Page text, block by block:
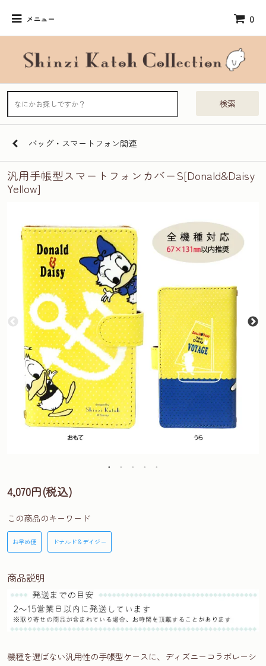
メニュー 0
検索
バッグ・スマートフォン関連
汎用手帳型スマートフォンカバーS[Donald&Daisy
Yellow]
4,070円(税込)
この商品のキーワード
お早め便 ドナルド＆デイジー
商品説明
機種を選ばない汎用性の手帳型ケースに、ディズニーコラボレーシ